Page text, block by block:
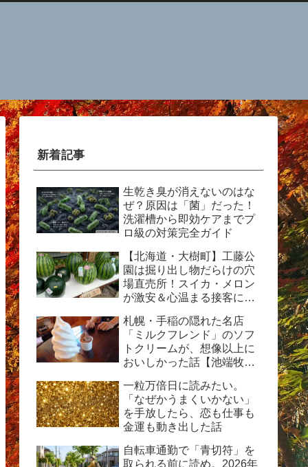
新着記事
生乾き臭が消えないのはな
ぜ？原因は「菌」だった！
洗濯槽から即効ケアまでプ
ロ級の対策完全ガイド
【北海道・大樹町】工藤公
園は掘り出し物だらけの穴
場直売所！スイカ・メロン
が激安＆心温まる接客に感
札幌・手稲の隠れた名店
「ミルクフレンド」のソフ
トクリームが、想像以上に
おいしかった話【池端牧場
一粒万倍日に読みたい。
「なぜかうまくいかない」
を手放したら、恋も仕事も
金運も動き出した話
自転車通勤で「青切符」を
取られる前に読め。2026年